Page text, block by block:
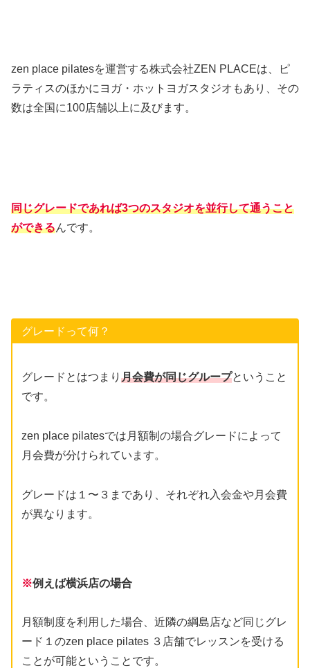
zen place pilatesを運営する株式会社ZEN PLACEは、ピ
ラティスのほかにヨガ・ホットヨガスタジオもあり、その
数は全国に100店舗以上に及びます。
同じグレードであれば3つのスタジオを並行して通うこと
ができるんです。
グレードって何？
グレードとはつまり 月会費が同じグループということ
です。
zen place pilatesでは月額制の場合グレードによって
月会費が分けられています。
グレードは１〜３まであり、それぞれ入会金や月会費
が異なります。
※例えば横浜店の場合
月額制度を利用した場合、近隣の綱島店など同じグレ
ード１のzen place pilates ３店舗でレッスンを受ける
ことが可能ということです。